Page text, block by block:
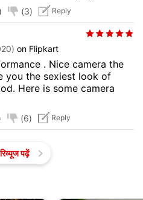
(3) Reply
on Flipkart
. Nice camera the
you the sexiest look of
Here is some camera
(6) Reply
पढ़ें